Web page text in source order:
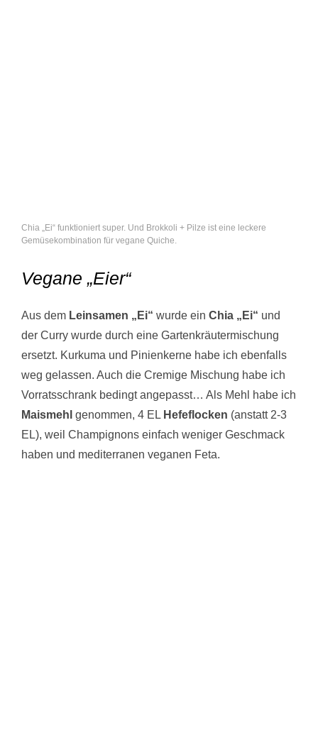
Chia „Ei“ funktioniert super. Und Brokkoli + Pilze ist eine leckere
Gemüsekombination für vegane Quiche.
Vegane „Eier“
Aus dem Leinsamen „Ei“ wurde ein Chia „Ei“ und
der Curry wurde durch eine Gartenkräutermischung
ersetzt. Kurkuma und Pinienkerne habe ich ebenfalls
weg gelassen. Auch die Cremige Mischung habe ich
Vorratsschrank bedingt angepasst… Als Mehl habe ich
Maismehl genommen, 4 EL Hefeflocken (anstatt 2-3
EL), weil Champignons einfach weniger Geschmack
haben und mediterranen veganen Feta.